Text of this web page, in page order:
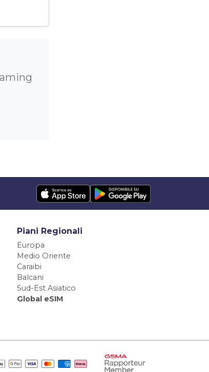
Piani Regionali
Europa
Medio Oriente
Caraibi
Balcani
Sud-Est Asiatico
Global eSIM